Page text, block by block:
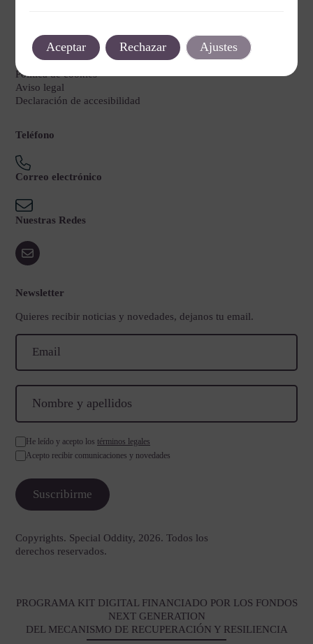
Legal
Política de privacidad
Política de cookies
Aviso legal
Declaración de accesibilidad
Teléfono
Correo electrónico
Nuestras Redes
Newsletter
Quieres recibir noticias y novedades, dejanos tu email.
He leído y acepto los términos legales
Acepto recibir comunicaciones y novedades
Copyrights. Special Oddity, 2026. Todos los
derechos reservados.
PROGRAMA KIT DIGITAL FINANCIADO POR LOS FONDOS
NEXT GENERATION
DEL MECANISMO DE RECUPERACIÓN Y RESILIENCIA
Aceptar Rechazar Ajustes